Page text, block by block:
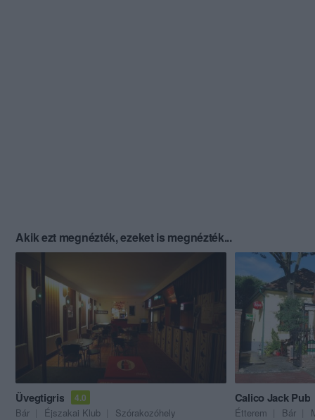
Akik ezt megnézték, ezeket is megnézték...
Üvegtigris 4.0
Bár Éjszakai Klub Szórakozóhely
Calico Jack Pub
Étterem Bár